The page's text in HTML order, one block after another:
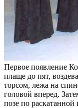
Первое появление
плаще до пят,
торсом, лежа на
головой вперед.
позе по